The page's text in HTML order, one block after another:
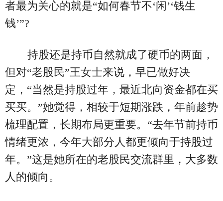
者最为关心的就是“如何春节不‘闲’‘钱生
钱’”?
持股还是持币自然就成了硬币的两面，
但对“老股民”王女士来说，早已做好决
定，“当然是持股过年，最近北向资金都在买
买买。”她觉得，相较于短期涨跌，年前趁势
梳理配置，长期布局更重要。“去年节前持币
情绪更浓，今年大部分人都更倾向于持股过
年。”这是她所在的老股民交流群里，大多数
人的倾向。